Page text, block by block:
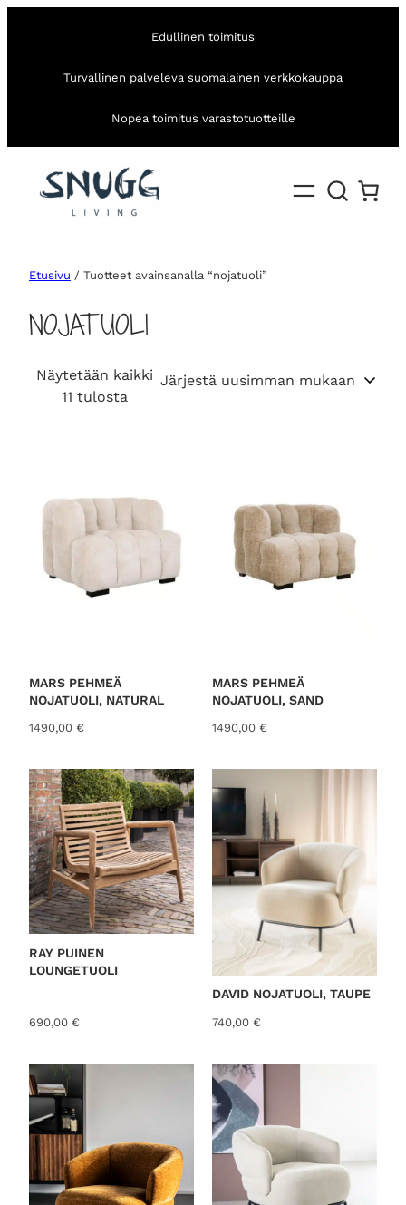
Edullinen toimitus
Turvallinen palveleva suomalainen verkkokauppa
Nopea toimitus varastotuotteille
Etusivu / Tuotteet avainsanalla “nojatuoli”
NOJATUOLI
Näytetään kaikki
11 tulosta
b
MARS PEHMEÄ
NOJATUOLI, NATURAL
1490,00 €
MARS PEHMEÄ
NOJATUOLI, SAND
1490,00 €
RAY PUINEN
LOUNGETUOLI
690,00 €
DAVID NOJATUOLI, TAUPE
740,00 €